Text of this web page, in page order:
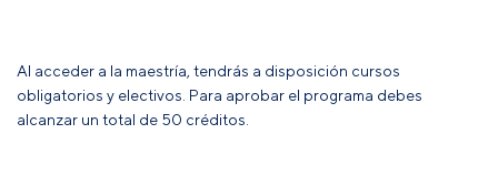
Al acceder a la maestría, tendrás a disposición cursos
obligatorios y electivos. Para aprobar el programa debes
alcanzar un total de 50 créditos.